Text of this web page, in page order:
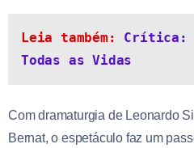
Leia também: Crítica:
Todas as Vidas
Com dramaturgia de Leonardo
Bernat, o espetáculo faz um